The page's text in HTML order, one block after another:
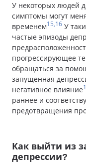
У некоторых людей
симптомы могут
временем15,16 У
частые эпизоды
прогрессирующее
обращаться за
запущенная
негативное влияние
раннее и
предотвращения
Как выйти из
депрессии?